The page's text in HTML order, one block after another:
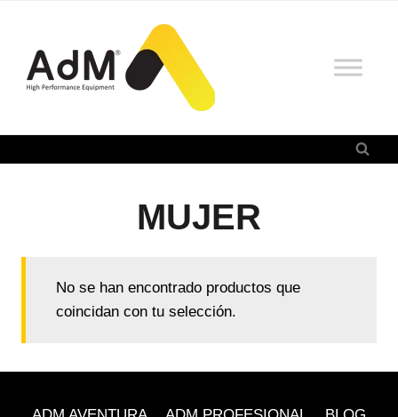
contenido
MUJER
No se han encontrado productos que
coincidan con tu selección.